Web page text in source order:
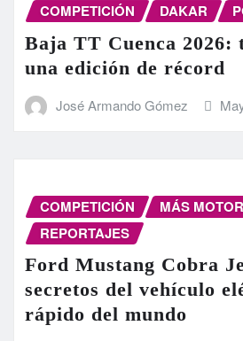
COMPETICIÓN DAKAR
Baja TT Cuenca 2026:
una edición de récord
José Armando Gómez
COMPETICIÓN
MÁS MOTOR
REPORTAJES
Ford Mustang Cobra
secretos del vehículo
rápido del mundo